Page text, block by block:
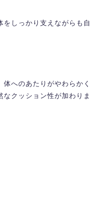
をしっかり支えながらも自
へのあたりがやわらかく
クッション性が加わりま